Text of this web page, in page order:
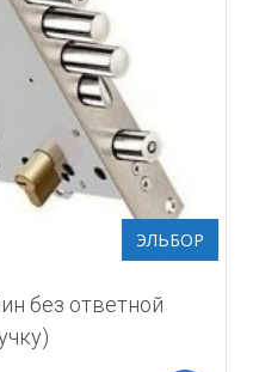
ЭЛЬБОР
без ответной